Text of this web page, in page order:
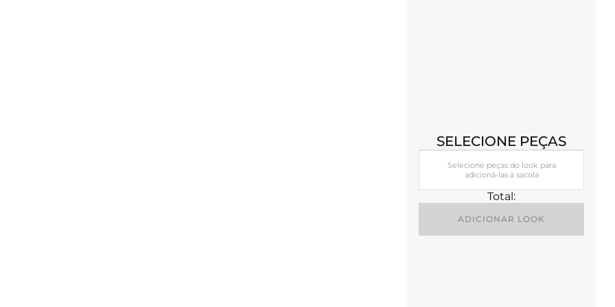
SELECIONE PEÇAS
Selecione peças do look para
adicioná-las à sacola
Total:
ADICIONAR LOOK